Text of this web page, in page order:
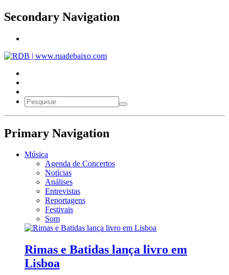
Secondary Navigation
Primary Navigation
Música
Agenda de Concertos
Notícias
Análises
Entrevistas
Reportagens
Festivais
Som
Rimas e Batidas lança livro em
Lisboa